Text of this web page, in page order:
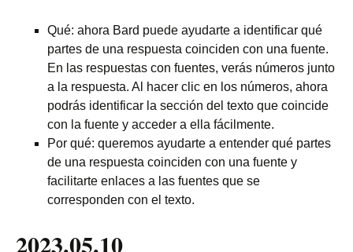
Qué: ahora Bard puede ayudarte a identificar qué
partes de una respuesta coinciden con una fuente.
En las respuestas con fuentes, verás números junto
a la respuesta. Al hacer clic en los números, ahora
podrás identificar la sección del texto que coincide
con la fuente y acceder a ella fácilmente.
Por qué: queremos ayudarte a entender qué partes
de una respuesta coinciden con una fuente y
facilitarte enlaces a las fuentes que se
corresponden con el texto.
2023.05.10